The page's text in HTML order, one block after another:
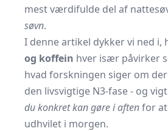
mest værdifulde del af
søvn.
I denne artikel dykker vi ned i,
og koffein hver især påvirker
hvad forskningen siger om
den livsvigtige N3-fase - og
du konkret kan gøre i aftenfor
udhvilet i morgen.